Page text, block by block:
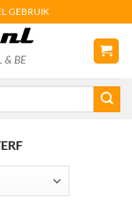
GEBRUIK
& BE